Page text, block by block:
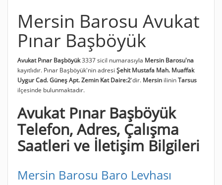
Mersin Barosu Avukat
Pınar Başböyük
Avukat Pınar Başböyük3337 sicil numarasıyla Mersin Barosu'na
kayıtlıdır. Pınar Başböyük'nin adresi Şehit Mustafa Mah. Muaffak
Uygur Cad. Güneş Apt. Zemin Kat Daire:2'dir. Mersin ilininTarsus
ilçesinde bulunmaktadır.
Avukat Pınar Başböyük
Telefon, Adres, Çalışma
Saatleri ve İletişim Bilgileri
Mersin Barosu Baro Levhası